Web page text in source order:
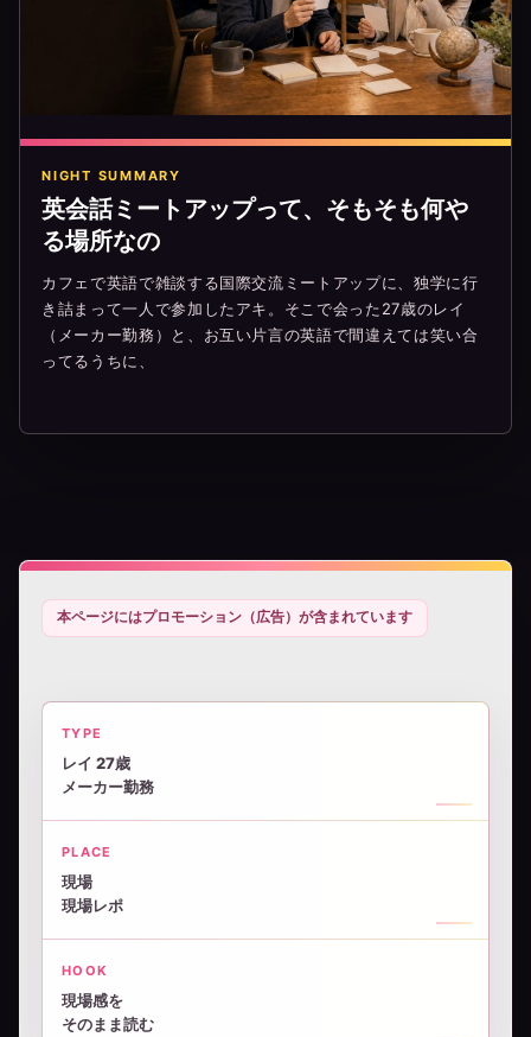
NIGHT SUMMARY
英会話ミートアップって、そもそも何や
る場所なの
カフェで英語で雑談する国際交流ミートアップに、独学に行
き詰まって一人で参加したアキ。そこで会った27歳のレイ
（メーカー勤務）と、お互い片言の英語で間違えては笑い合
ってるうちに、
本ページにはプロモーション（広告）が含まれています
TYPE
レイ 27歳
メーカー勤務
PLACE
現場
現場レポ
HOOK
現場感を
そのまま読む